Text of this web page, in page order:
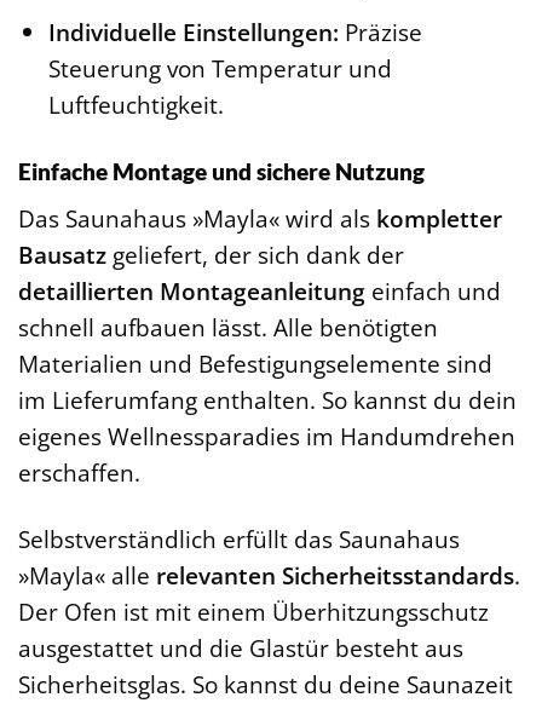
Individuelle Einstellungen: Präzise
Steuerung von Temperatur und
Luftfeuchtigkeit.
Einfache Montage und sichere Nutzung
Das Saunahaus »Mayla« wird als kompletter
Bausatz geliefert, der sich dank der
detaillierten Montageanleitung einfach und
schnell aufbauen lässt. Alle benötigten
Materialien und Befestigungselemente sind
im Lieferumfang enthalten. So kannst du dein
eigenes Wellnessparadies im Handumdrehen
erschaffen.
Selbstverständlich erfüllt das Saunahaus
»Mayla« alle relevanten Sicherheitsstandards.
Der Ofen ist mit einem Überhitzungsschutz
ausgestattet und die Glastür besteht aus
Sicherheitsglas. So kannst du deine Saunazeit